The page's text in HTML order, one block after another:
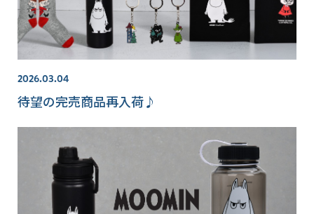
2026.03.04
待望の完売商品再入荷♪